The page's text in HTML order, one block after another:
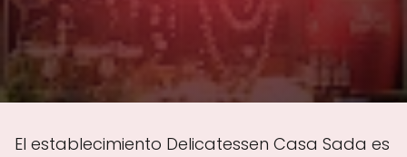
El establecimiento Delicatessen Casa Sada es